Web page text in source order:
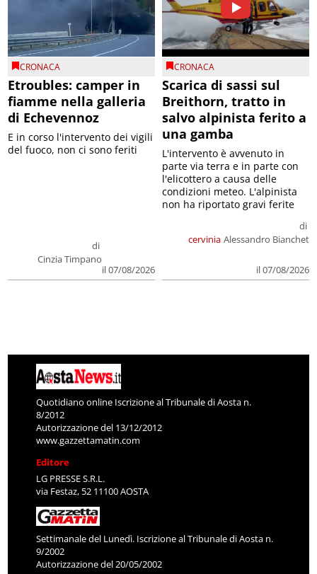
CRONACA
Etroubles: camper in
fiamme nella galleria
di Echevennoz
di
Cinzia Timpano
il 07/08/2026
E in corso l'intervento dei vigili
del fuoco, non ci sono feriti
CRONACA
Scarica di sassi sul
Breithorn, tratto in
salvo alpinista ferito a
una gamba
cervinia
di
Alessandro Bianchet
il 07/08/2026
L'intervento è avvenuto in
parte via terra e in parte con
l'elicottero a causa delle
condizioni meteo. L'alpinista
non ha riportato gravi ferite
Quotidiano online Iscrizione al Tribunale di Aosta n.
8/2012
Autorizzazione del 13/12/2012
www.gazzettamatin.com
Editore
LG PRESSE S.R.L.
via Festaz, 52 11100 AOSTA
Settimanale del Lunedì. Iscrizione al Tribunale di Aosta n.
9/2002
Autorizzazione del 20/05/2002